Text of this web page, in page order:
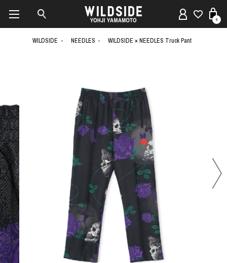
0
WILDSIDE NEEDLES WILDSIDE × NEEDLES Truck Pant